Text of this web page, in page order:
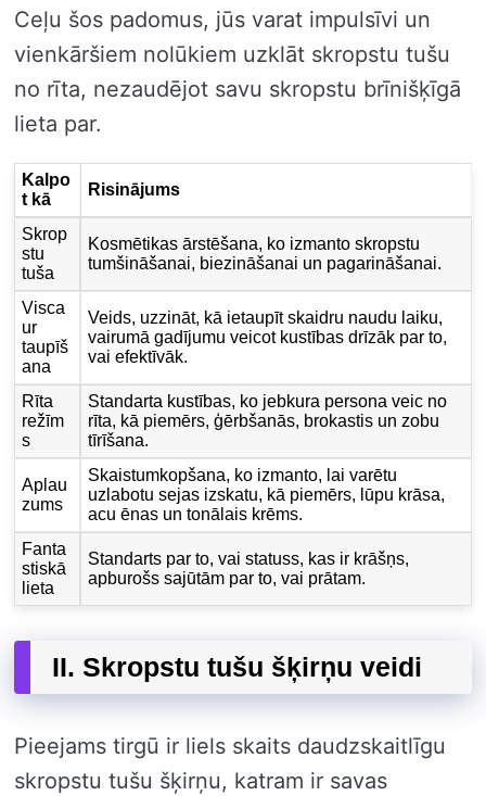
Ceļu šos padomus, jūs varat impulsīvi un
vienkāršiem nolūkiem uzklāt skropstu tušu
no rīta, nezaudējot savu skropstu brīnišķīgā
lieta par.
Kalpo
t kā
Risinājums
Skrop
stu
tuša
Kosmētikas ārstēšana, ko izmanto skropstu
tumšināšanai, biezināšanai un pagarināšanai.
Visca
ur
taupīš
ana
Veids, uzzināt, kā ietaupīt skaidru naudu laiku,
vairumā gadījumu veicot kustības drīzāk par to,
vai efektīvāk.
Rīta
režīm
s
Standarta kustības, ko jebkura persona veic no
rīta, kā piemērs, ģērbšanās, brokastis un zobu
tīrīšana.
Aplau
zums
Skaistumkopšana, ko izmanto, lai varētu
uzlabotu sejas izskatu, kā piemērs, lūpu krāsa,
acu ēnas un tonālais krēms.
Fanta
stiskā
lieta
Standarts par to, vai statuss, kas ir krāšņs,
apburošs sajūtām par to, vai prātam.
II. Skropstu tušu šķirņu veidi
Pieejams tirgū ir liels skaits daudzskaitlīgu
skropstu tušu šķirņu, katram ir savas